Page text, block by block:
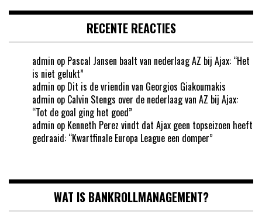
RECENTE REACTIES
admin op Pascal Jansen baalt van nederlaag AZ bij Ajax: “Het
is niet gelukt”
admin op Dit is de vriendin van Georgios Giakoumakis
admin op Calvin Stengs over de nederlaag van AZ bij Ajax:
“Tot de goal ging het goed”
admin op Kenneth Perez vindt dat Ajax geen topseizoen heeft
gedraaid: “Kwartfinale Europa League een domper”
WAT IS BANKROLLMANAGEMENT?